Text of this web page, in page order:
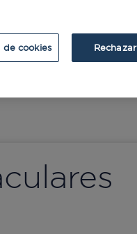
de cookies Rechazar